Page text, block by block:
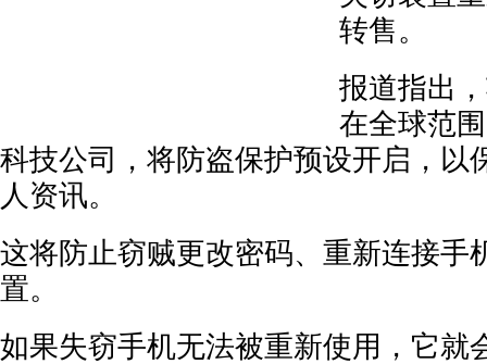
转售。
报道指出
在全球范
科技公司，将防盗保护预设开启，以
人资讯。
这将防止窃贼更改密码、重新连接手
置。
如果失窃手机无法被重新使用，它就